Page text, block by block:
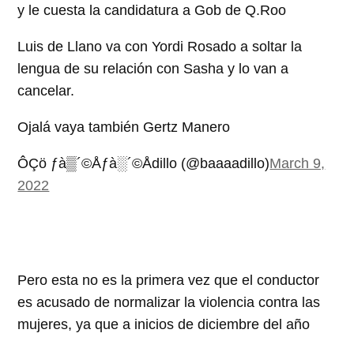
y le cuesta la candidatura a Gob de Q.Roo
Luis de Llano va con Yordi Rosado a soltar la
lengua de su relación con Sasha y lo van a
cancelar.
Ojalá vaya también Gertz Manero
ÔÇö ­ƒà▒´©Å­ƒà░´©Ådillo (@baaaadillo)March 9,
2022
Pero esta no es la primera vez que el conductor
es acusado de normalizar la violencia contra las
mujeres, ya que a inicios de diciembre del año